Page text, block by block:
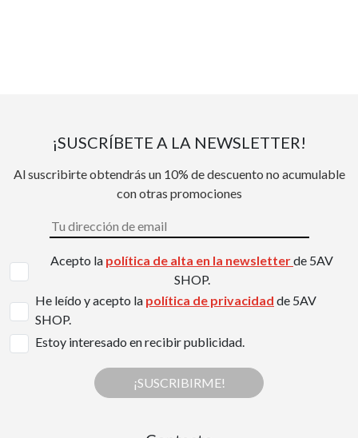
¡SUSCRÍBETE A LA NEWSLETTER!
Al suscribirte obtendrás un 10% de descuento no acumulable
con otras promociones
Acepto la política de alta en la newsletterde 5AV
SHOP.
He leído y acepto la política de privacidad de 5AV
SHOP.
Estoy interesado en recibir publicidad.
¡SUSCRIBIRME!